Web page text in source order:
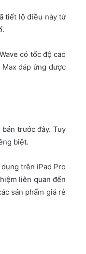
tiết lộ điều này từ
có tốc độ cao
đáp ứng được
trước đây. Tuy
biệt.
trên iPad Pro
liên quan đến
sản phẩm giá rẻ